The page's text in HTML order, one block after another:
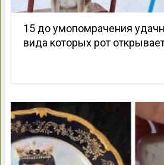
15 до умопомрачения
вида которых рот